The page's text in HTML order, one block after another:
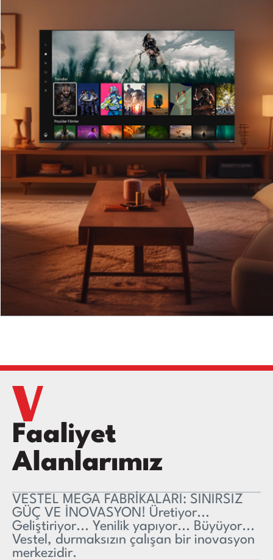
Faaliyet
Alanlarımız
VESTEL MEGA FABRİKALARI: SINIRSIZ
GÜÇ VE İNOVASYON! Üretiyor...
Geliştiriyor... Yenilik yapıyor... Büyüyor...
Vestel, durmaksızın çalışan bir inovasyon
merkezidir.